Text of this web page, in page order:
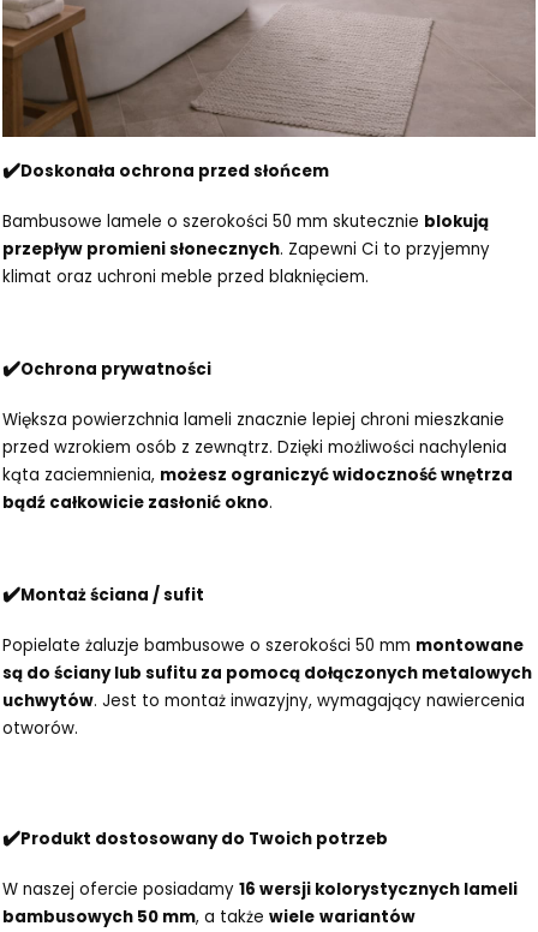
✔️Doskonała ochrona przed słońcem
Bambusowe lamele o szerokości 50 mm skutecznie blokują
przepływ promieni słonecznych. Zapewni Ci to przyjemny
klimat oraz uchroni meble przed blaknięciem.
✔️Ochrona prywatności
Większa powierzchnia lameli znacznie lepiej chroni mieszkanie
przed wzrokiem osób z zewnątrz. Dzięki możliwości nachylenia
kąta zaciemnienia, możesz ograniczyć widoczność wnętrza
bądź całkowicie zasłonić okno.
✔️Montaż ściana / sufit
Popielate żaluzje bambusowe o szerokości 50 mm montowane
są do ściany lub sufitu za pomocą dołączonych metalowych
uchwytów. Jest to montaż inwazyjny, wymagający nawiercenia
otworów.
✔️Produkt dostosowany do Twoich potrzeb
W naszej ofercie posiadamy 16 wersji kolorystycznych lameli
bambusowych 50 mm, a także wiele wariantów